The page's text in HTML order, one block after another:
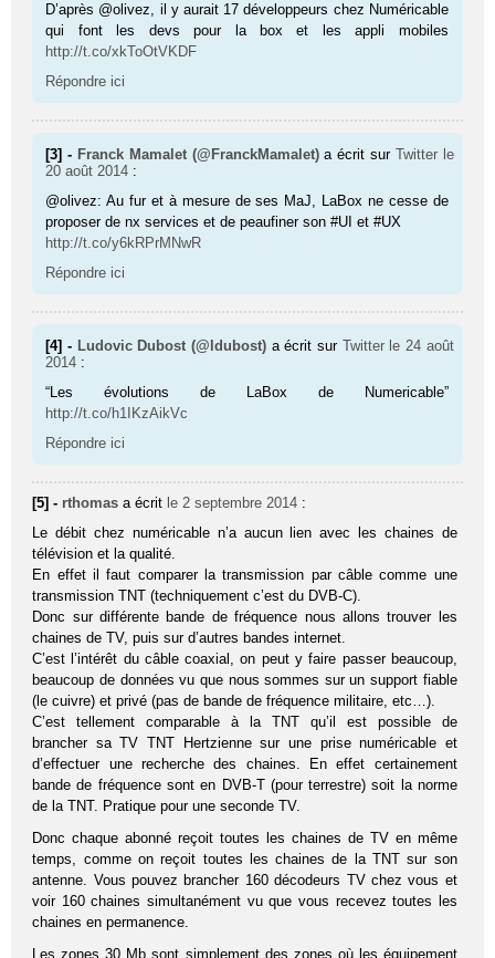
D’après @olivez, il y aurait 17 développeurs chez Numéricable
qui font les devs pour la box et les appli mobiles
http://t.co/xkToOtVKDF
Répondre ici
[3] - Franck Mamalet (@FranckMamalet) a écrit sur Twitter le
20 août 2014 :
@olivez: Au fur et à mesure de ses MaJ, LaBox ne cesse de
proposer de nx services et de peaufiner son #UI et #UX
http://t.co/y6kRPrMNwR
Répondre ici
[4] - Ludovic Dubost (@ldubost) a écrit sur Twitter le 24 août
2014 :
“Les évolutions de LaBox de Numericable”
http://t.co/h1IKzAikVc
Répondre ici
[5] - rthomas a écrit le 2 septembre 2014 :
Le débit chez numéricable n’a aucun lien avec les chaines de
télévision et la qualité.
En effet il faut comparer la transmission par câble comme une
transmission TNT (techniquement c’est du DVB-C).
Donc sur différente bande de fréquence nous allons trouver les
chaines de TV, puis sur d’autres bandes internet.
C’est l’intérêt du câble coaxial, on peut y faire passer beaucoup,
beaucoup de données vu que nous sommes sur un support fiable
(le cuivre) et privé (pas de bande de fréquence militaire, etc…).
C’est tellement comparable à la TNT qu’il est possible de
brancher sa TV TNT Hertzienne sur une prise numéricable et
d’effectuer une recherche des chaines. En effet certainement
bande de fréquence sont en DVB-T (pour terrestre) soit la norme
de la TNT. Pratique pour une seconde TV.
Donc chaque abonné reçoit toutes les chaines de TV en même
temps, comme on reçoit toutes les chaines de la TNT sur son
antenne. Vous pouvez brancher 160 décodeurs TV chez vous et
voir 160 chaines simultanément vu que vous recevez toutes les
chaines en permanence.
Les zones 30 Mb sont simplement des zones où les équipement